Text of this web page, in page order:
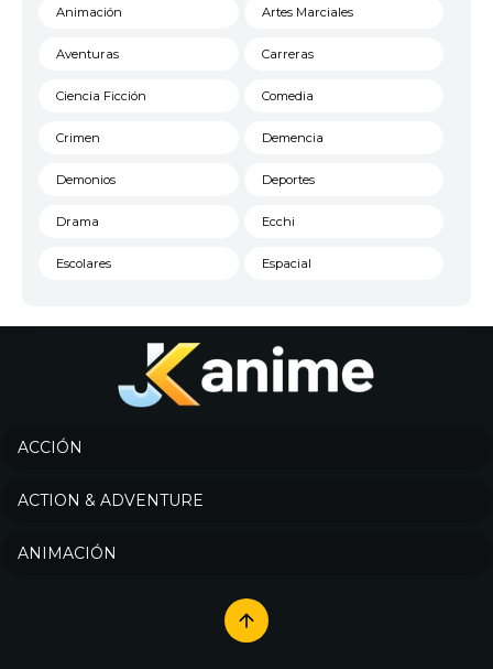
Animación Artes Marciales
Aventuras Carreras
Ciencia Ficción Comedia
Crimen Demencia
Demonios Deportes
Drama Ecchi
Escolares Espacial
Historico
Josei
Música
Romance
ACCIÓN
ACTION & ADVENTURE
ANIMACIÓN